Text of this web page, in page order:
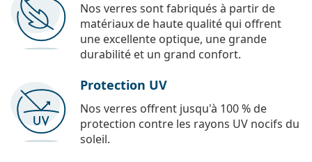
Nos verres sont fabriqués à partir de
matériaux de haute qualité qui offrent
une excellente optique, une grande
durabilité et un grand confort.
Protection UV
Nos verres offrent jusqu'à 100 % de
protection contre les rayons UV nocifs du
soleil.